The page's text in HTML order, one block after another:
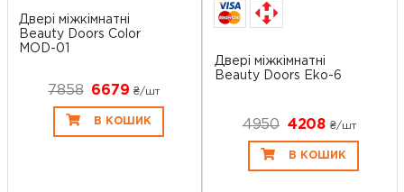
Двері міжкімнатні
Beauty Doors Color
MOD-01
7858 6679₴/шт
В КОШИК
Двері міжкімнатні
Beauty Doors Eko-6
4950 4208 ₴/шт
В КОШИК